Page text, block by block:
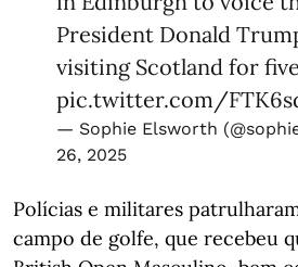
President Donald
visiting Scotland for
pic.twitter.com/
— Sophie Elsworth
26, 2025
Polícias e militares
campo de golfe, que recebeu